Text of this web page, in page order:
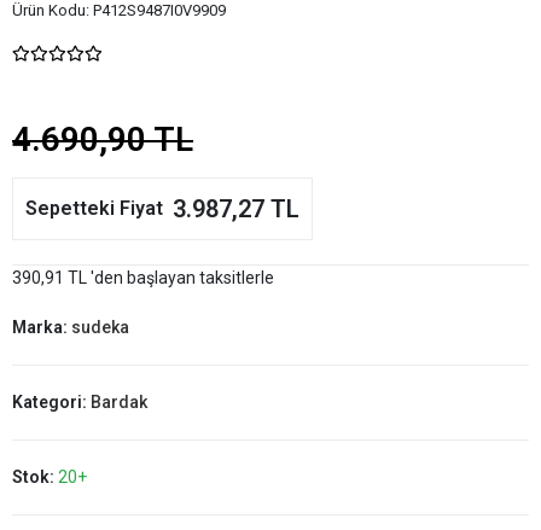
Ürün Kodu: P412S9487I0V9909
4.690,90 TL
Sepetteki Fiyat 3.987,27 TL
390,91 TL 'den başlayan taksitlerle
Marka: sudeka
Kategori: Bardak
Stok: 20+